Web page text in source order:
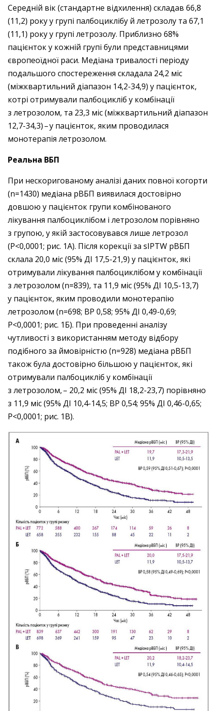
Середній вік (стандартне відхилення) складав 66,8
(11,2) року у групі палбоциклібу й летрозолу та 67,1
(11,1) року у групі летрозолу. Приблизно 68%
пацієнток у кожній групі були представницями
європеоїдної раси. Медіана тривалості періоду
подальшого спостереження складала 24,2 міс
(міжквартильний діапазон 14,2-34,9) у пацієнток,
котрі отримували палбоцикліб у комбінації
з летрозолом, та 23,3 міс (міжквартильний діапазон
12,7-34,3) – ​у пацієнток, яким проводилася
монотерапія летрозолом.
Реальна ВБП
При нескоригованому аналізі даних повної когорти
(n=1430) медіана рВБП виявилася достовірно
довшою у пацієнток групи комбінованого
лікування палбоциклібом і летрозолом порівняно
з групою, у якій застосовувався лише летрозол
(P<0,0001; рис. 1A). Після корекції за sIPTW рВБП
склала 20,0 міс (95% ДІ 17,5-21,9) у пацієнток, які
отримували лікування палбоциклібом у комбінації
з летрозолом (n=839), та 11,9 міс (95% ДІ 10,5-13,7)
у пацієнток, яким проводили монотерапію
летрозолом (n=698; ВР 0,58; 95% ДІ 0,49-0,69;
P<0,0001; рис. 1Б). При проведенні аналізу
чутливості з використанням методу відбору
подібного за ймовірністю (n=928) медіана рВБП
також була достовірно більшою у пацієнток, які
отримували палбоцикліб у комбінації
з летрозолом, – 20,2 міс (95% ДІ 18,2-23,7) порівняно
з 11,9 міс (95% ДІ 10,4-14,5; ВР 0,54; 95% ДІ 0,46-0,65;
P<0,0001; рис. 1В).